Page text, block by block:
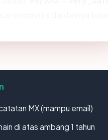
MX (mampu email)
di atas ambang 1 tahun